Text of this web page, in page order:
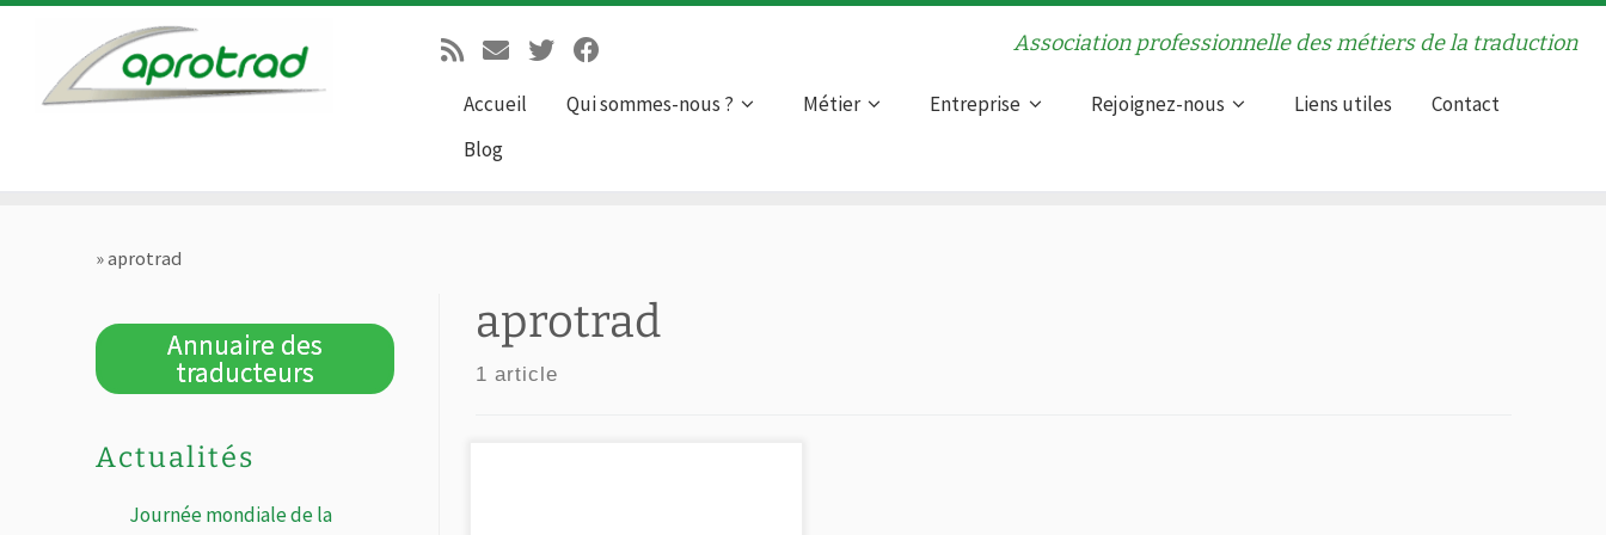
Passer au contenu Association professionnelle des métiers de la traduction
Accueil Qui sommes-nous ? Métier Entreprise Rejoignez-nous Liens utiles
Contact
Blog
»aprotrad
aprotrad
1 article
Annuaire des
traducteurs
Actualités
Journée mondiale de la